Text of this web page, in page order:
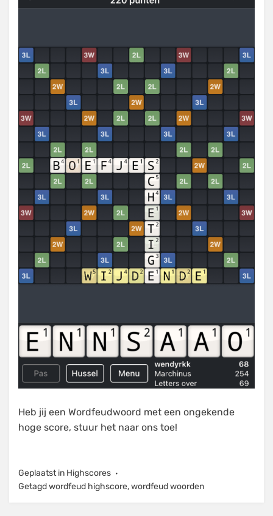
Heb jij een Wordfeudwoord met een ongekende
hoge score, stuur het naar ons toe!
Geplaatst in Highscores
Getagdwordfeud highscore,wordfeud woorden